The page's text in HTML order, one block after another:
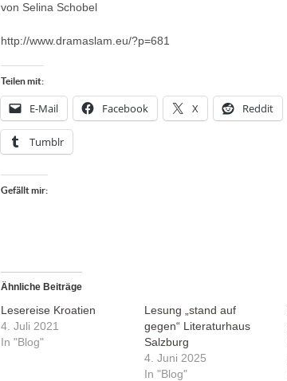
von Selina Schobel
http://www.dramaslam.eu/?p=681
Teilen mit:
E-Mail Facebook X Reddit
Tumblr
Gefällt mir:
Ähnliche Beiträge
Lesereise Kroatien
4. Juli 2021
In "Blog"
Lesung „stand auf
gegen“ Literaturhaus
Salzburg
4. Juni 2025
In "Blog"